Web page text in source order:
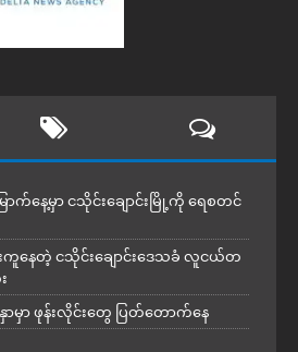
ာက်နေ့မှာ ငသိုင်းချောင်းမြို့ကို ရေစတင်
ကူနေတဲ့ ငသိုင်းချောင်းဒေသခံ လူငယ်တ
ာမှာ ဖုန်းလိုင်းတွေ ပြတ်တောက်နေ